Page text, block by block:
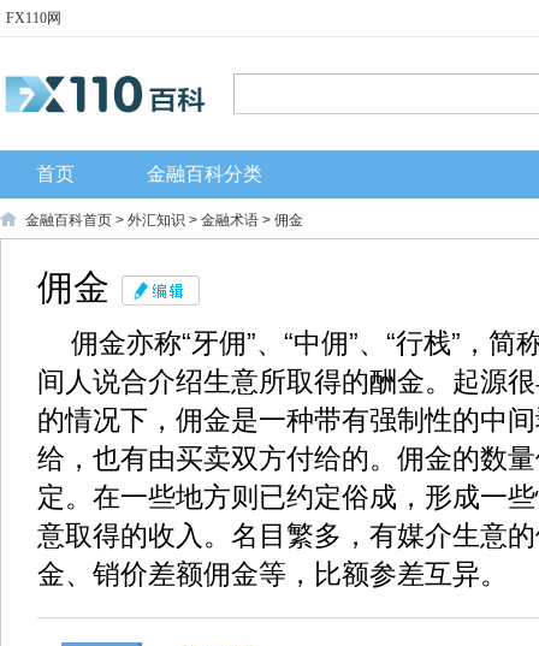
FX110网
首页 金融百科分类
金融百科首页 > 外汇知识 > 金融术语 > 佣金
佣金
佣金亦称“牙佣”、“中佣”、“行栈”，简
间人说合介绍生意所取得的酬金。起源
的情况下，佣金是一种带有强制性的中
给，也有由买卖双方付给的。佣金的数
定。在一些地方则已约定俗成，形成一
意取得的收入。名目繁多，有媒介生意
金、销价差额佣金等，比额参差互异。